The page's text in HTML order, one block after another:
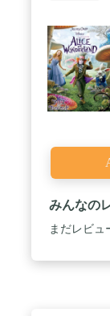
みんなの
まだレビュ